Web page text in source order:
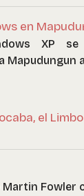
en
XP
Mapudungun
el
Fowler